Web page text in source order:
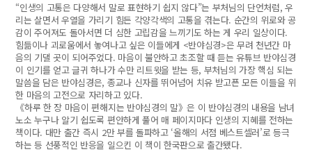
“인생의 고통은 다양해서 말로 표현하기 쉽지 않다”는 부처님의 단언처럼, 우
리는 살면서 우열을 가리기 힘든 각양각색의 고통을 겪는다. 순간의 위로와 공
감이 주어져도 돌아서면 더 심한 고립감을 느끼기도 하는 게 우리 일상이다.
힘듦이나 괴로움에서 놓여나고 싶은 이들에게 <반야심경>은 무려 천년간 마
음의 기댈 곳이 되어주었다. 마음이 불안하고 초조할 때 듣는 유튜브 반야심경
이 인기를 얻고 글귀 하나가 수만 리트윗을 받는 등, 부처님의 가장 핵심 되는
말씀을 담은 반야심경은, 종교나 신자를 뛰어넘어 치유 받고픈 모든 이들을 위
한 마음의 고전으로 자리하고 있다.
《하루 한 장 마음이 편해지는 반야심경의 말》은 이 반야심경의 내용을 남녀
노소 누구나 알기 쉽도록 편안하게 풀어 매 페이지마다 인생의 지혜를 전하는
책이다. 대만 출간 즉시 2만 부를 돌파하고 ‘올해의 서점 베스트셀러’로 등극
하는 등 선풍적인 반응을 일으킨 이 책이 한국판으로 출간됐다.